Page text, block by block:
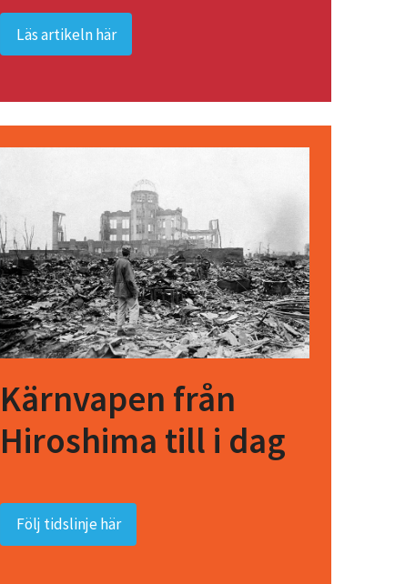
Läs artikeln här
Kärnvapen från
Hiroshima till i dag
Följ tidslinje här